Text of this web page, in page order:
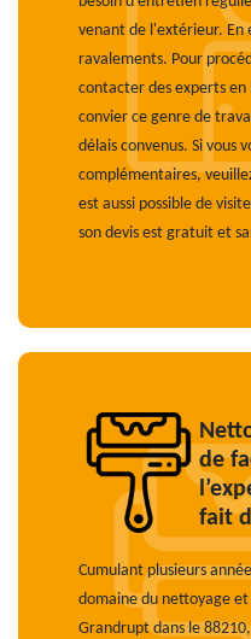
venant de l'extérieur.
ravalements. Pour
contacter des experts
convier ce genre de
délais convenus. Si vous
complémentaires,
est aussi possible de
son devis est gratuit et
de
fait
Cumulant plusieurs
domaine du nettoyage
Grandrupt dans le